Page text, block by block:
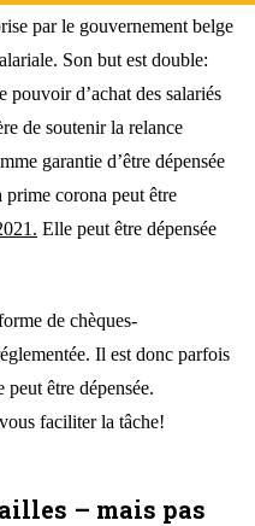
par le gouvernement belge
Son but est double:
pouvoir d’achat des salariés
de soutenir la relance
garantie d’être dépensée
prime corona peut être
Elle peut être dépensée
de chèques-
Il est donc parfois
être dépensée.
faciliter la tâche!
– mais pas